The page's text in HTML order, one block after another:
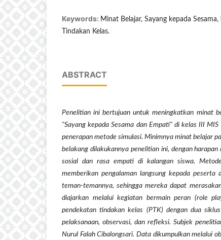
Keywords: Minat Belajar, Sayang kepada
Tindakan Kelas.
ABSTRACT
Penelitian ini bertujuan untuk meningkatkan minat
"Sayang kepada Sesama dan Empati" di kelas III
penerapan metode simulasi. Minimnya minat belajar
belakang dilakukannya penelitian ini, dengan
sosial dan rasa empati di kalangan siswa.
memberikan pengalaman langsung kepada peserta
teman-temannya, sehingga mereka dapat
diajarkan melalui kegiatan bermain peran (role
pendekatan tindakan kelas (PTK) dengan dua
pelaksanaan, observasi, dan refleksi. Subjek
Nurul Falah Cibalongsari. Data dikumpulkan melalui